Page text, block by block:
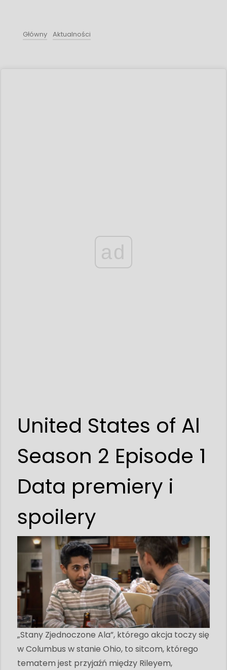
Główny Aktualności
ad
United States of Al
Season 2 Episode 1
Data premiery i
spoilery
„Stany Zjednoczone Ala”, którego akcja toczy się
w Columbus w stanie Ohio, to sitcom, którego
tematem jest przyjaźń między Rileyem,